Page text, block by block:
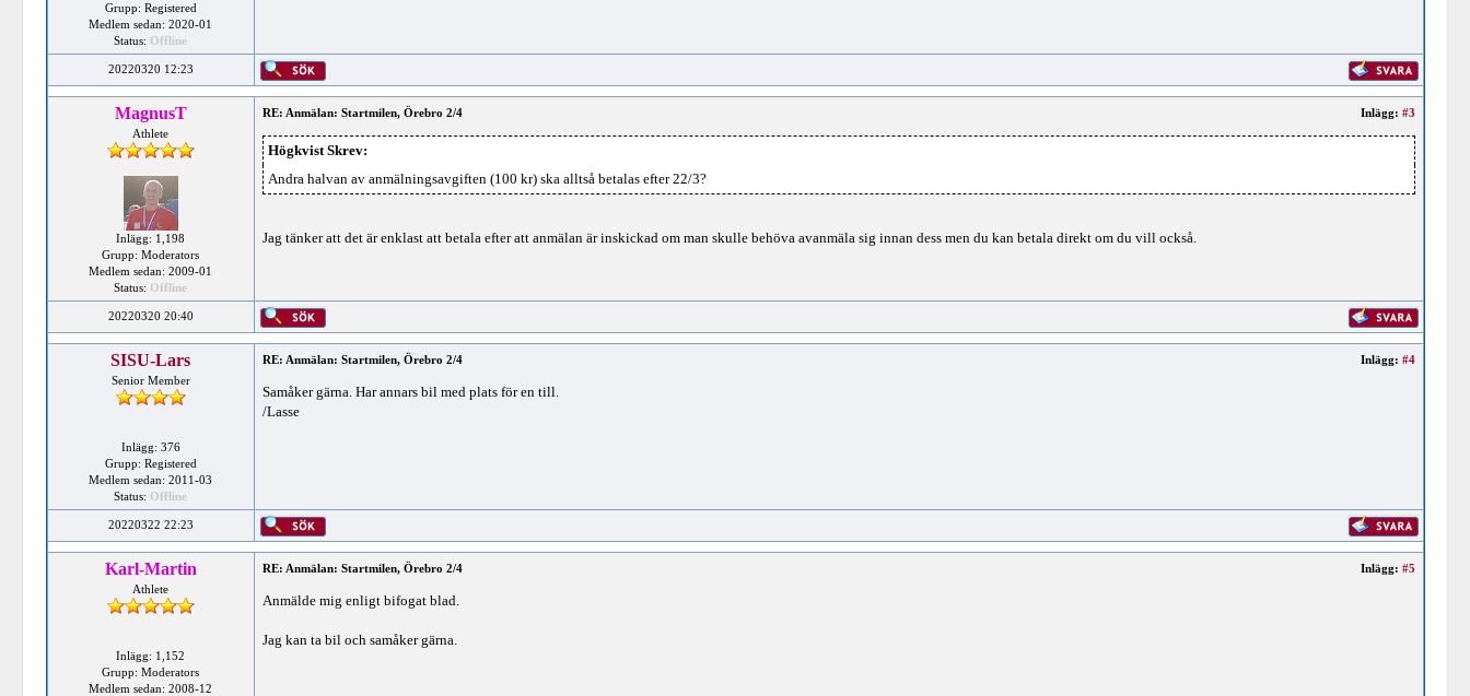
Grupp: Registered
Medlem sedan: 2020-01
Status: Offline
20220320 12:23
MagnusT
Athlete
Inlägg: 1,198
Grupp: Moderators
Medlem sedan: 2009-01
Status: Offline
Inlägg: #3
RE: Anmälan: Startmilen, Örebro 2/4
Högkvist Skrev:
Andra halvan av anmälningsavgiften (100 kr) ska alltså betalas efter 22/3?
Jag tänker att det är enklast att betala efter att anmälan är inskickad om man skulle behöva avanmäla sig innan dess men du kan betala direkt om du vill också.
20220320 20:40
SISU-Lars
Senior Member
Inlägg: 376
Grupp: Registered
Medlem sedan: 2011-03
Status: Offline
Inlägg: #4
RE: Anmälan: Startmilen, Örebro 2/4
Samåker gärna. Har annars bil med plats för en till.
/Lasse
20220322 22:23
Karl-Martin
Athlete
Inlägg: 1,152
Grupp: Moderators
Medlem sedan: 2008-12
Inlägg: #5
RE: Anmälan: Startmilen, Örebro 2/4
Anmälde mig enligt bifogat blad.
Jag kan ta bil och samåker gärna.